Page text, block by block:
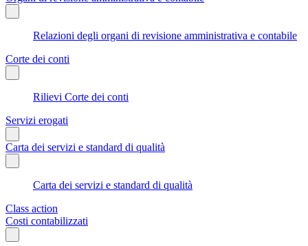
Relazioni degli organi di revisione amministrativa e contabile
Corte dei conti
Rilievi Corte dei conti
Servizi erogati
Carta dei servizi e standard di qualità
Carta dei servizi e standard di qualità
Class action
Costi contabilizzati